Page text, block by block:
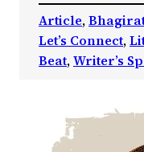
Article,
Let’s Connect,
Beat, Writer’s